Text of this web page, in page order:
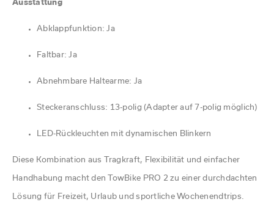
Ausstattung
Abklappfunktion: Ja
Faltbar: Ja
Abnehmbare Haltearme: Ja
Steckeranschluss: 13-polig (Adapter auf 7-polig möglich)
LED-Rückleuchten mit dynamischen Blinkern
Diese Kombination aus Tragkraft, Flexibilität und einfacher
Handhabung macht den TowBike PRO 2 zu einer durchdachten
Lösung für Freizeit, Urlaub und sportliche Wochenendtrips.